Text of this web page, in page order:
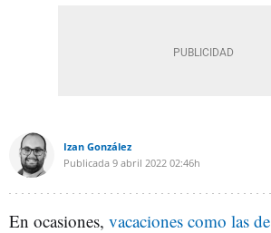
Izan González
Publicada 9 abril 2022 02:46h
En ocasiones, vacaciones como las